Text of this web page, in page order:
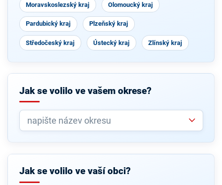
Moravskoslezský kraj Olomoucký kraj
Pardubický kraj Plzeňský kraj
Středočeský kraj Ústecký kraj Zlínský kraj
Jak se volilo ve vašem okrese?
Jak se volilo ve vaší obci?